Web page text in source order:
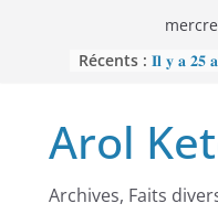
Récents : 𝐈𝐥 𝐲 𝐚 𝟐𝟓
𝐉𝐨𝐬𝐞𝐩𝐡
𝐒𝐨𝐮𝐭𝐢𝐞𝐧
𝐑𝐚𝐦𝐬𝐞̀𝐬
Arol
Archives, Faits